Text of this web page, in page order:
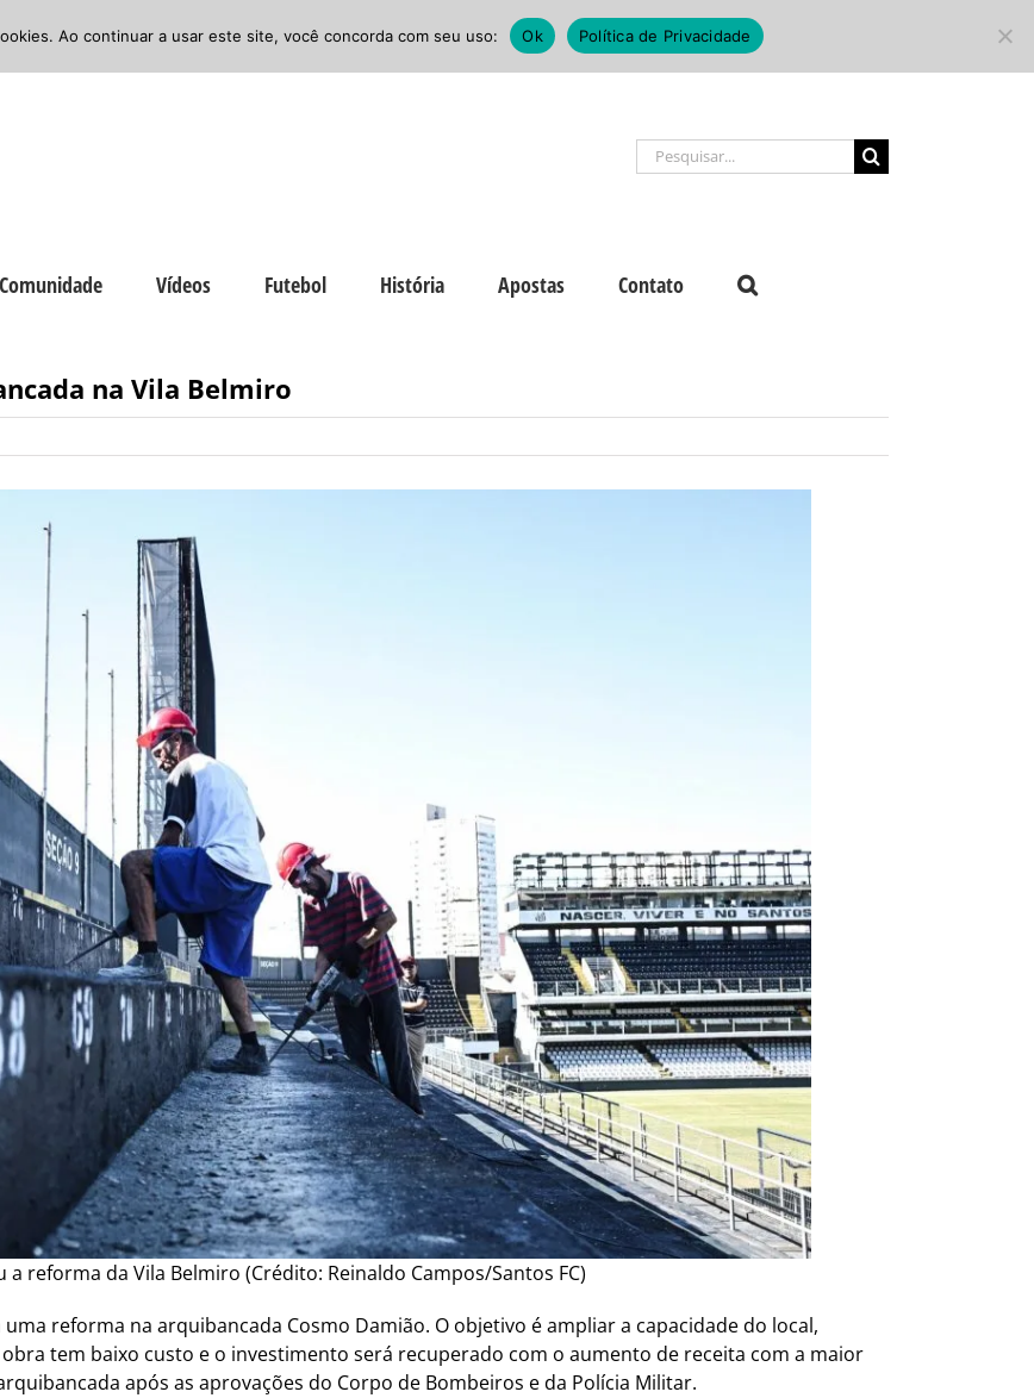
Buscar
resultados
Comunidade Vídeos Futebol História Apostas Contato
na Vila Belmiro
a reforma da Vila Belmiro (Crédito: Reinaldo Campos/Santos FC)
reforma na arquibancada Cosmo Damião. O objetivo é ampliar a capacidade do local,
tem baixo custo e o investimento será recuperado com o aumento de receita com a maior
após as aprovações do Corpo de Bombeiros e da Polícia Militar.
Ao continuar a usar este site, você concorda com seu uso: Ok Política de Privacidade